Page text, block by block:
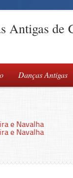
Antigas de
Danças Antigas
e Navalha
e Navalha